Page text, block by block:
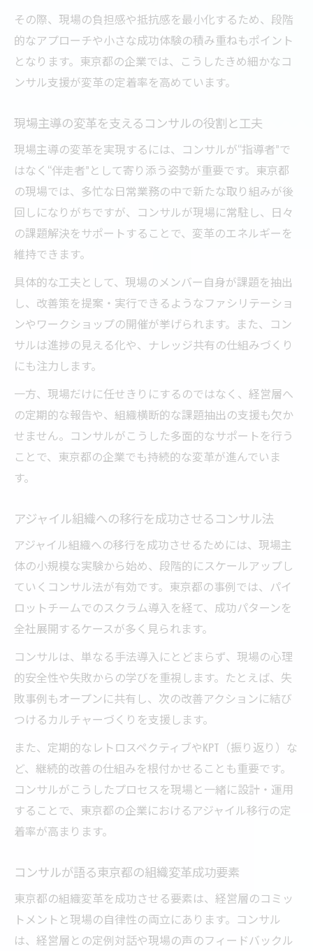
その際、現場の負担感や抵抗感を最小化するため、段階
的なアプローチや小さな成功体験の積み重ねもポイント
となります。東京都の企業では、こうしたきめ細かなコ
ンサル支援が変革の定着率を高めています。
現場主導の変革を支えるコンサルの役割と工夫
現場主導の変革を実現するには、コンサルが“指導者”で
はなく“伴走者”として寄り添う姿勢が重要です。東京都
の現場では、多忙な日常業務の中で新たな取り組みが後
回しになりがちですが、コンサルが現場に常駐し、日々
の課題解決をサポートすることで、変革のエネルギーを
維持できます。
具体的な工夫として、現場のメンバー自身が課題を抽出
し、改善策を提案・実行できるようなファシリテーショ
ンやワークショップの開催が挙げられます。また、コン
サルは進捗の見える化や、ナレッジ共有の仕組みづくり
にも注力します。
一方、現場だけに任せきりにするのではなく、経営層へ
の定期的な報告や、組織横断的な課題抽出の支援も欠か
せません。コンサルがこうした多面的なサポートを行う
ことで、東京都の企業でも持続的な変革が進んでいま
す。
アジャイル組織への移行を成功させるコンサル法
アジャイル組織への移行を成功させるためには、現場主
体の小規模な実験から始め、段階的にスケールアップし
ていくコンサル法が有効です。東京都の事例では、パイ
ロットチームでのスクラム導入を経て、成功パターンを
全社展開するケースが多く見られます。
コンサルは、単なる手法導入にとどまらず、現場の心理
的安全性や失敗からの学びを重視します。たとえば、失
敗事例もオープンに共有し、次の改善アクションに結び
つけるカルチャーづくりを支援します。
また、定期的なレトロスペクティブやKPT（振り返り）な
ど、継続的改善の仕組みを根付かせることも重要です。
コンサルがこうしたプロセスを現場と一緒に設計・運用
することで、東京都の企業におけるアジャイル移行の定
着率が高まります。
コンサルが語る東京都の組織変革成功要素
東京都の組織変革を成功させる要素は、経営層のコミッ
トメントと現場の自律性の両立にあります。コンサル
は、経営層との定例対話や現場の声のフィードバックル